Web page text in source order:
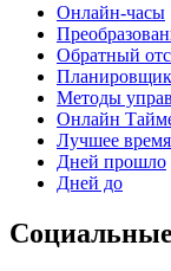
Онлайн-часы
Обратный
Методы
Онлайн
Лучшее
Дней прошло
Дней до